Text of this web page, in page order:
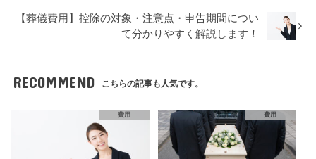
【葬儀費用】控除の対象・注意点・申告期間につい
て分かりやすく解説します！
RECOMMEND こちらの記事も人気です。
費用 費用